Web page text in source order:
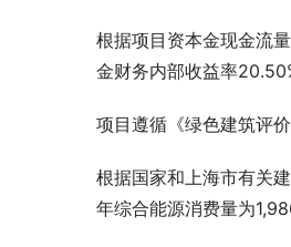
根据项目资本金现金流
金财务内部收益率
项目遵循《绿色建筑评
根据国家和上海市有关
年综合能源消费量为